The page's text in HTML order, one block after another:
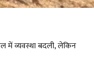
में व्यवस्था बदली, लेकिन